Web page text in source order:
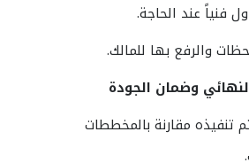
فنياً عند الحاجة.
والرفع بها للمالك.
وضمان الجودة
تنفيذه مقارنة بالمخططات